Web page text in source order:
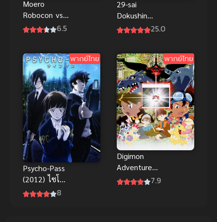
Moero
Robocon vs
Ganbare
คลาสสิกต่อสู้
เดือด
6.5
29-sai
Dokushin
Chuuken 25.0
พากย์ไทย
Psycho-Pass
(2012) ไซโค-
พาส ถอดรหัส
8
พากย์ไทย
Digimon
Adventure
Our วอร์เกมส์
7.9